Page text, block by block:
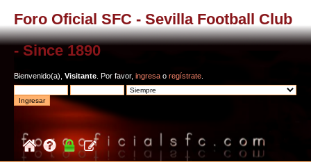
Foro Oficial SFC - Sevilla Football Club
- Since 1890
Bienvenido(a), Visitante . Por favor, ingresa o regístrate